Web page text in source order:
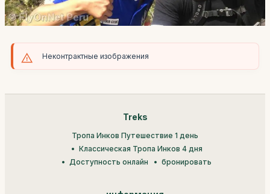
Неконтрактные изображения
Treks
Тропа Инков Путешествие 1 день
Классическая Тропа Инков 4 дня
Доступность онлайн
бронировать